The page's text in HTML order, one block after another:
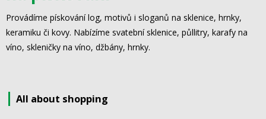
Provádíme pískování log, motivů i sloganů na sklenice, hrnky,
keramiku či kovy. Nabízíme svatební sklenice, půllitry, karafy na
víno, skleničky na víno, džbány, hrnky.
All about shopping